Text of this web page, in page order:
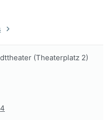
(Theaterplatz 2)
4